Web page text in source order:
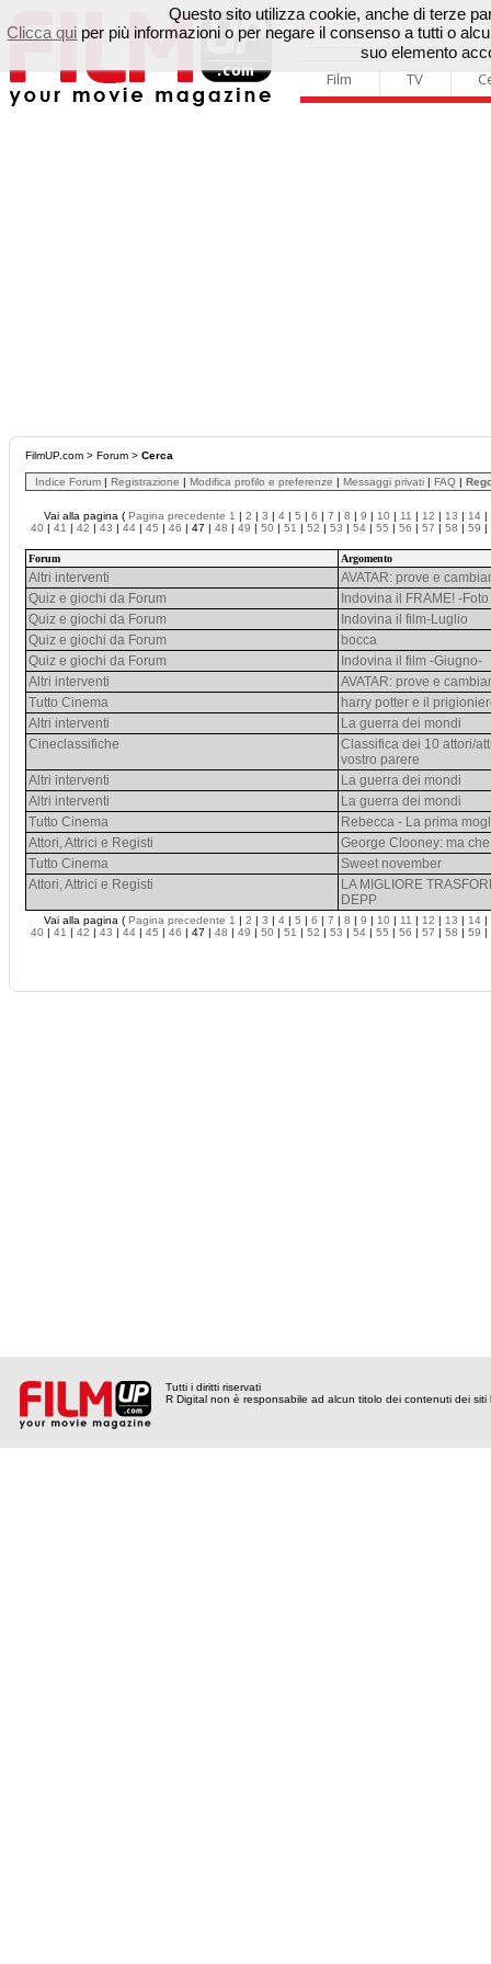
Film TV
FilmUP.com > Forum > Cerca
Indice Forum | Registrazione | Modifica profilo e preferenze | Messaggi privati | FAQ |
Vai alla pagina ( Pagina precedente 1 | 2 | 3 | 4 | 5 | 6 | 7 | 8 | 9 | 10 | 11 | 12 | 13 | 14 |
40 | 41 | 42 | 43 | 44 | 45 | 46 | 47 | 48 | 49 | 50 | 51 | 52 | 53 | 54 | 55 | 56 | 57 | 58 | 59 |
Forum Argomento
Altri interventi
AVATAR: prove e
Quiz e giochi da Forum
Indovina il FRAME! -
Quiz e giochi da Forum
Indovina il film-Luglio
Quiz e giochi da Forum
bocca
Quiz e giochi da Forum
Indovina il film -Giugno-
Altri interventi
AVATAR: prove e
Tutto Cinema
harry potter e il
Altri interventi
La guerra dei mondi
Cineclassifiche
Classifica dei 10 attori/
vostro parere
Altri interventi
La guerra dei mondi
Altri interventi
La guerra dei mondi
Tutto Cinema
Rebecca - La prima
Attori, Attrici e Registi
George Clooney: ma
Tutto Cinema
Sweet november
Attori, Attrici e Registi
LA MIGLIORE
DEPP
Vai alla pagina ( Pagina precedente 1 | 2 | 3 | 4 | 5 | 6 | 7 | 8 | 9 | 10 | 11 | 12 | 13 | 14 |
40 | 41 | 42 | 43 | 44 | 45 | 46 | 47 | 48 | 49 | 50 | 51 | 52 | 53 | 54 | 55 | 56 | 57 | 58 | 59 |
Tutti i diritti riservati
R Digital non è responsabile ad alcun titolo dei contenuti dei siti
Questo sito utilizza cookie, anche di terze
Clicca qui per più informazioni o per negare il consenso a tutti o
suo elemento